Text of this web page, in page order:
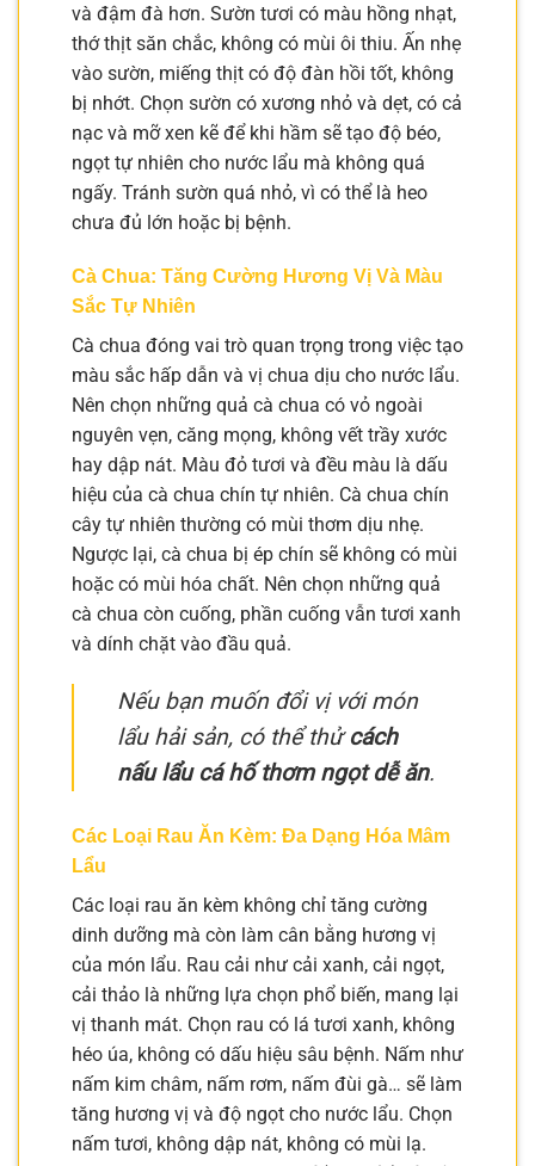
và đậm đà hơn. Sườn tươi có màu hồng nhạt,
thớ thịt săn chắc, không có mùi ôi thiu. Ấn nhẹ
vào sườn, miếng thịt có độ đàn hồi tốt, không
bị nhớt. Chọn sườn có xương nhỏ và dẹt, có cả
nạc và mỡ xen kẽ để khi hầm sẽ tạo độ béo,
ngọt tự nhiên cho nước lẩu mà không quá
ngấy. Tránh sườn quá nhỏ, vì có thể là heo
chưa đủ lớn hoặc bị bệnh.
Cà Chua: Tăng Cường Hương Vị Và Màu
Sắc Tự Nhiên
Cà chua đóng vai trò quan trọng trong việc tạo
màu sắc hấp dẫn và vị chua dịu cho nước lẩu.
Nên chọn những quả cà chua có vỏ ngoài
nguyên vẹn, căng mọng, không vết trầy xước
hay dập nát. Màu đỏ tươi và đều màu là dấu
hiệu của cà chua chín tự nhiên. Cà chua chín
cây tự nhiên thường có mùi thơm dịu nhẹ.
Ngược lại, cà chua bị ép chín sẽ không có mùi
hoặc có mùi hóa chất. Nên chọn những quả
cà chua còn cuống, phần cuống vẫn tươi xanh
và dính chặt vào đầu quả.
Nếu bạn muốn đổi vị với món
lẩu hải sản, có thể thửcách
nấu lẩu cá hố thơm ngọt dễ ăn.
Các Loại Rau Ăn Kèm: Đa Dạng Hóa Mâm
Lẩu
Các loại rau ăn kèm không chỉ tăng cường
dinh dưỡng mà còn làm cân bằng hương vị
của món lẩu. Rau cải như cải xanh, cải ngọt,
cải thảo là những lựa chọn phổ biến, mang lại
vị thanh mát. Chọn rau có lá tươi xanh, không
héo úa, không có dấu hiệu sâu bệnh. Nấm như
nấm kim châm, nấm rơm, nấm đùi gà… sẽ làm
tăng hương vị và độ ngọt cho nước lẩu. Chọn
nấm tươi, không dập nát, không có mùi lạ.